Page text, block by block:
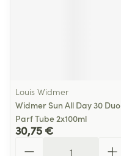
Louis Widmer
Widmer Sun All Day 30 Duo
Parf Tube 2x100ml
30,75 €